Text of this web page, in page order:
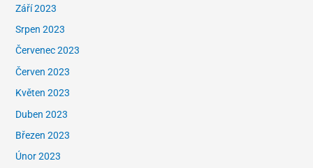
Září 2023
Srpen 2023
Červenec 2023
Červen 2023
Květen 2023
Duben 2023
Březen 2023
Únor 2023